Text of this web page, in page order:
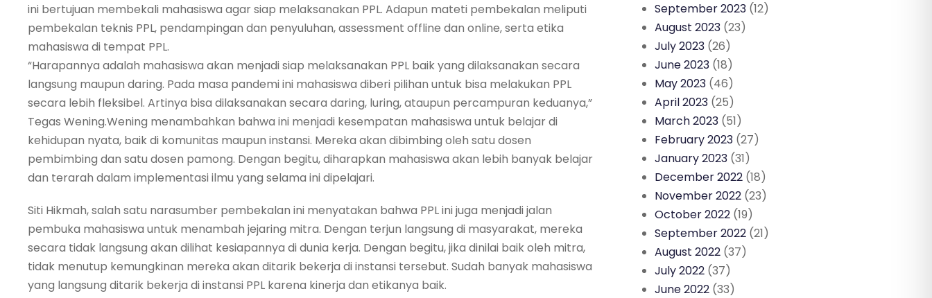
ini bertujuan membekali mahasiswa agar siap melaksanakan PPL. Adapun mateti pembekalan meliputi
pembekalan teknis PPL, pendampingan dan penyuluhan, assessment offline dan online, serta etika
mahasiswa di tempat PPL.
“Harapannya adalah mahasiswa akan menjadi siap melaksanakan PPL baik yang dilaksanakan secara
langsung maupun daring. Pada masa pandemi ini mahasiswa diberi pilihan untuk bisa melakukan PPL
secara lebih fleksibel. Artinya bisa dilaksanakan secara daring, luring, ataupun percampuran keduanya,”
Tegas Wening.Wening menambahkan bahwa ini menjadi kesempatan mahasiswa untuk belajar di
kehidupan nyata, baik di komunitas maupun instansi. Mereka akan dibimbing oleh satu dosen
pembimbing dan satu dosen pamong. Dengan begitu, diharapkan mahasiswa akan lebih banyak belajar
dan terarah dalam implementasi ilmu yang selama ini dipelajari.
Siti Hikmah, salah satu narasumber pembekalan ini menyatakan bahwa PPL ini juga menjadi jalan
pembuka mahasiswa untuk menambah jejaring mitra. Dengan terjun langsung di masyarakat, mereka
secara tidak langsung akan dilihat kesiapannya di dunia kerja. Dengan begitu, jika dinilai baik oleh mitra,
tidak menutup kemungkinan mereka akan ditarik bekerja di instansi tersebut. Sudah banyak mahasiswa
yang langsung ditarik bekerja di instansi PPL karena kinerja dan etikanya baik.
September 2023 (12)
August 2023 (23)
July 2023 (26)
June 2023 (18)
May 2023 (46)
April 2023 (25)
March 2023 (51)
February 2023 (27)
January 2023 (31)
December 2022 (18)
November 2022 (23)
October 2022 (19)
September 2022 (21)
August 2022 (37)
July 2022 (37)
June 2022 (33)